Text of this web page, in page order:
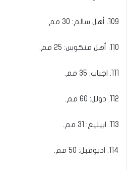
109. أهل سالم: 30 مم.
110. أهل منكوس: 25 مم.
111. اجباب: 35 مم.
112. دولل: 60 مم.
113. ابيليغ: 31 مم.
114. اديومبل: 50 مم.